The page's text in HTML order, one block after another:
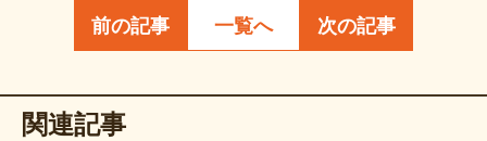
前の記事 一覧へ 次の記事
関連記事